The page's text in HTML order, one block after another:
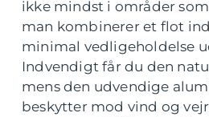
ikke mindst i områder
man kombinerer et flot
minimal vedligeholdelse
Indvendigt får du den
mens den udvendige
beskytter mod vind og